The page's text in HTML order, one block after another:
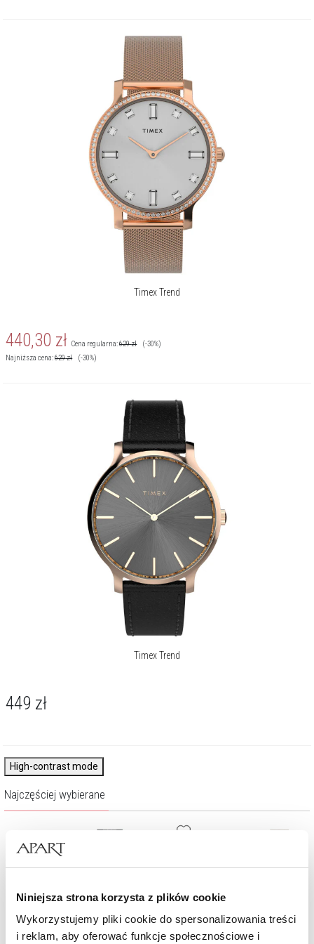
Niniejsza strona korzysta z plików cookie
Wykorzystujemy pliki cookie do spersonalizowania treści
i reklam, aby oferować funkcje społecznościowe i
Timex Trend
440,30 zł Cena regularna:629zł
(-30%)
Najniższa cena:629zł (-30%)
Timex Trend
449 zł
High-contrast mode
Najczęściej wybierane